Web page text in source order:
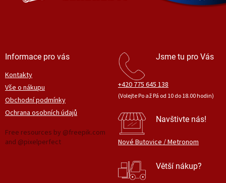
Informace pro vás
Kontakty
Vše o nákupu
Obchodní podmínky
Ochrana osobních údajů
Free resources by @freepik.com
and @pixelperfect
Jsme tu pro Vás
+420 775 645 138
(Volejte Po až Pá od 10 do 18.00 hodin)
Navštivte nás!
Nové Butovice / Metronom
Větší nákup?